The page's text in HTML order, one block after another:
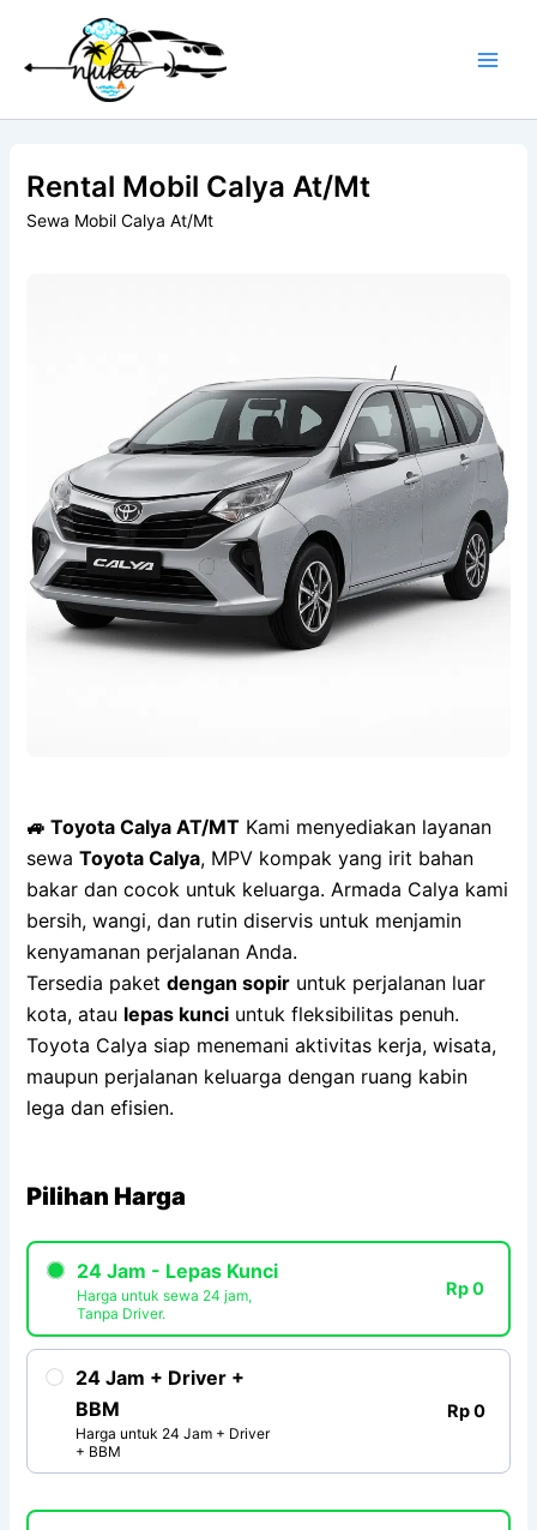
content
Rental Mobil Calya At/Mt
Sewa Mobil Calya At/Mt
🚙 Toyota Calya AT/MT Kami menyediakan layanan
sewaToyota Calya, MPV kompak yang irit bahan
bakar dan cocok untuk keluarga. Armada Calya kami
bersih, wangi, dan rutin diservis untuk menjamin
kenyamanan perjalanan Anda.
Tersedia paketdengan sopir untuk perjalanan luar
kota, atau lepas kunci untuk fleksibilitas penuh.
Toyota Calya siap menemani aktivitas kerja, wisata,
maupun perjalanan keluarga dengan ruang kabin
lega dan efisien.
Pilihan Harga
24 Jam - Lepas Kunci
Harga untuk sewa 24 jam,
Tanpa Driver.
Rp 0
24 Jam + Driver +
BBM
Harga untuk 24 Jam + Driver
+ BBM
Rp 0